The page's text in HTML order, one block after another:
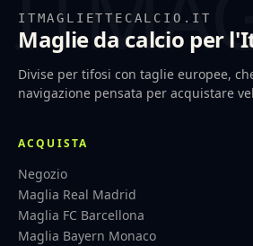
ITMAGLIETTECALCIO.IT
Maglie da calcio per
Divise per tifosi con taglie europee,
navigazione pensata per acquistare
ACQUISTA
Negozio
Maglia Real Madrid
Maglia FC Barcellona
Maglia Bayern Monaco